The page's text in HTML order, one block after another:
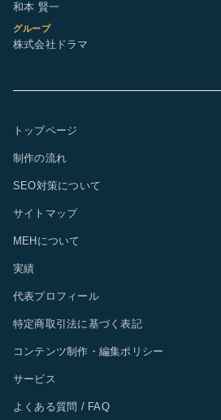
和本 賢一
グループ
株式会社ドラマ
トップページ
制作の流れ
SEO対策について
サイトマップ
MEHについて
実績
代表プロフィール
特定商取引法に基づく表記
コンテンツ制作・編集ポリシー
サービス
よくある質問 / FAQ